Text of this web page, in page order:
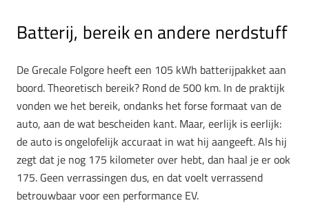
Batterij, bereik en andere nerdstuff
De Grecale Folgore heeft een 105 kWh batterijpakket aan
boord. Theoretisch bereik? Rond de 500 km. In de praktijk
vonden we het bereik, ondanks het forse formaat van de
auto, aan de wat bescheiden kant. Maar, eerlijk is eerlijk:
de auto is ongelofelijk accuraat in wat hij aangeeft. Als hij
zegt dat je nog 175 kilometer over hebt, dan haal je er ook
175. Geen verrassingen dus, en dat voelt verrassend
betrouwbaar voor een performance EV.